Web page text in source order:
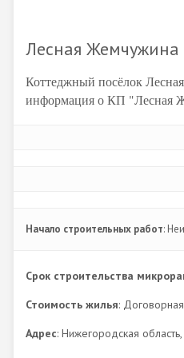
Лесная Жемчужина
Коттеджный посёлок
информация о КП "Лесная
Начало строительных работ:
Срок строительства
Стоимость жилья: Договорная
Адрес: Нижегородская